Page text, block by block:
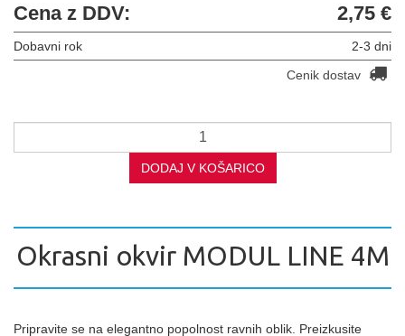
Cena z DDV: 2,75 €
Dobavni rok
2-3 dni
Cenik dostav
DODAJ V KOŠARICO
Okrasni okvir MODUL LINE 4M
Pripravite se na elegantno popolnost ravnih oblik. Preizkusite